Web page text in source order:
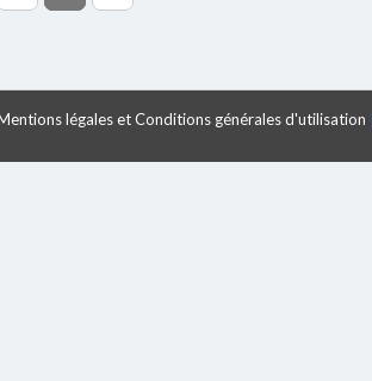
légales et Conditions générales d'utilisation